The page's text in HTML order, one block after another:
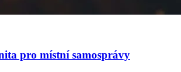
pro místní samosprávy